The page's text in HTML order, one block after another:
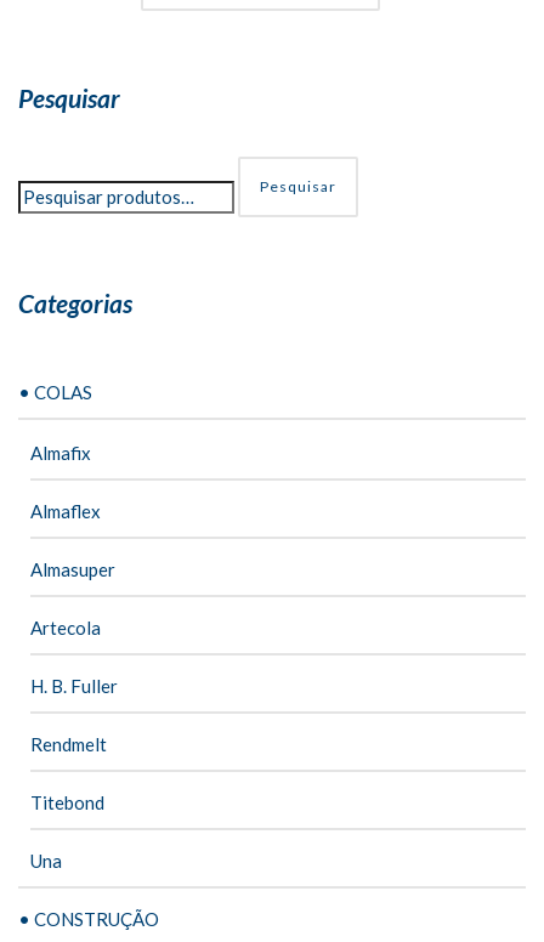
R$120,00
Pesquisar
Pesquisar
Categorias
• COLAS
Almafix
Almaflex
Almasuper
Artecola
H. B. Fuller
Rendmelt
Titebond
Una
• CONSTRUÇÃO